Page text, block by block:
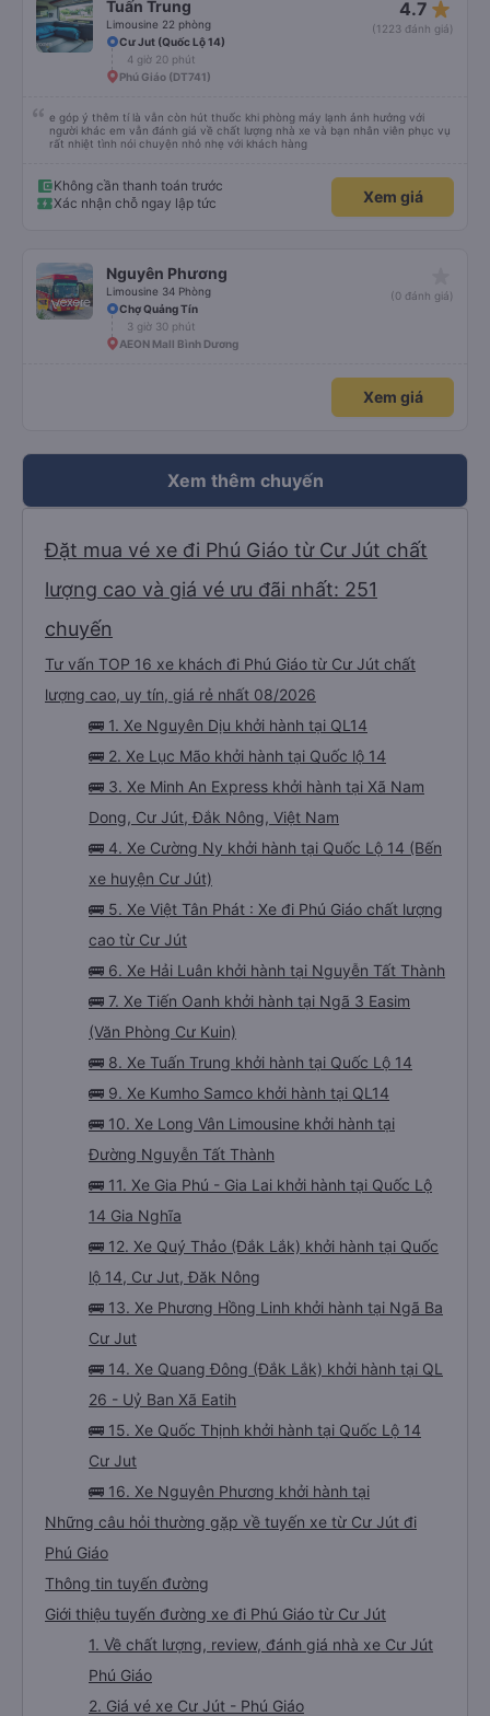
Tuấn Trung
Limousine 22 phòng
4.7 star_rate
(1223 đánh giá)
Cư Jut (Quốc Lộ 14)
4 giờ 20 phút
Phú Giáo (DT741)
e góp ý thêm tí là vẫn còn hút thuốc khi phòng máy lạnh ảnh hưởng với
người khác em vẫn đánh giá về chất lượng nhà xe và bạn nhân viên phục vụ
rất nhiệt tình nói chuyện nhỏ nhẹ với khách hàng
Không cần thanh toán trước
Xác nhận chỗ ngay lập tức
Xem giá
Nguyên Phương
Limousine 34 Phòng
(0 đánh giá)
Chợ Quảng Tín
3 giờ 30 phút
AEON Mall Bình Dương
Xem giá
Xem thêm chuyến
Đặt mua vé xe đi Phú Giáo từ Cư Jút chất
lượng cao và giá vé ưu đãi nhất: 251
chuyến
Tư vấn TOP 16 xe khách đi Phú Giáo từ Cư Jút chất
lượng cao, uy tín, giá rẻ nhất 08/2026
🚌 1. Xe Nguyên Dịu khởi hành tại QL14
🚌 2. Xe Lục Mão khởi hành tại Quốc lộ 14
🚌 3. Xe Minh An Express khởi hành tại Xã Nam
Dong, Cư Jút, Đắk Nông, Việt Nam
🚌 4. Xe Cường Ny khởi hành tại Quốc Lộ 14 (Bến
xe huyện Cư Jút)
🚌 5. Xe Việt Tân Phát : Xe đi Phú Giáo chất lượng
cao từ Cư Jút
🚌 6. Xe Hải Luân khởi hành tại Nguyễn Tất Thành
🚌 7. Xe Tiến Oanh khởi hành tại Ngã 3 Easim
(Văn Phòng Cư Kuin)
🚌 8. Xe Tuấn Trung khởi hành tại Quốc Lộ 14
🚌 9. Xe Kumho Samco khởi hành tại QL14
🚌 10. Xe Long Vân Limousine khởi hành tại
Đường Nguyễn Tất Thành
🚌 11. Xe Gia Phú - Gia Lai khởi hành tại Quốc Lộ
14 Gia Nghĩa
🚌 12. Xe Quý Thảo (Đắk Lắk) khởi hành tại Quốc
lộ 14, Cư Jut, Đăk Nông
🚌 13. Xe Phương Hồng Linh khởi hành tại Ngã Ba
Cư Jut
🚌 14. Xe Quang Đông (Đắk Lắk) khởi hành tại QL
26 - Uỷ Ban Xã Eatih
🚌 15. Xe Quốc Thịnh khởi hành tại Quốc Lộ 14
Cư Jut
🚌 16. Xe Nguyên Phương khởi hành tại
Những câu hỏi thường gặp về tuyến xe từ Cư Jút đi
Phú Giáo
Thông tin tuyến đường
Giới thiệu tuyến đường xe đi Phú Giáo từ Cư Jút
1. Về chất lượng, review, đánh giá nhà xe Cư Jút
Phú Giáo
2. Giá vé xe Cư Jút - Phú Giáo